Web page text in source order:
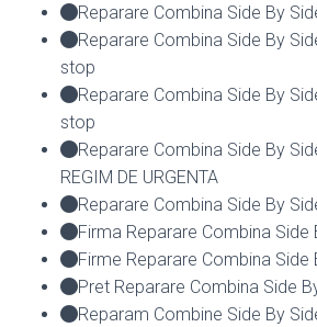
Reparare Combina Side By
Reparare Combina Side By
stop
Reparare Combina Side By
stop
Reparare Combina Side By
REGIM DE URGENTA
Reparare Combina Side By
Firma Reparare Combina Side
Firme Reparare Combina Side
Pret Reparare Combina Side
Reparam Combine Side By